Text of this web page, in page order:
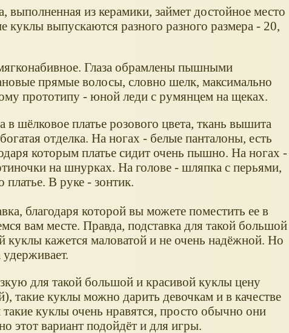
выполненная из керамики, займет достойное место
куклы выпускаются разного разного размера - 20,
Глаза обрамлены пышными
прямые волосы, словно шелк, максимально
прототипу - юной леди с румянцем на щеках.
в шёлковое платье розового цвета, ткань вышита
отделка. На ногах - белые панталоны, есть
которым платье сидит очень пышно. На ногах -
на шнурках. На голове - шляпка с перьями,
платье. В руке - зонтик.
благодаря которой вы можете поместить ее в
вам месте. Правда, подставка для такой большой
куклы кажется маловатой и не очень надёжной. Но
для такой большой и красивой куклы цену
такие куклы можно дарить девочкам и в качестве
куклы очень нравятся, просто обычно они
этот вариант подойдёт и для игры.